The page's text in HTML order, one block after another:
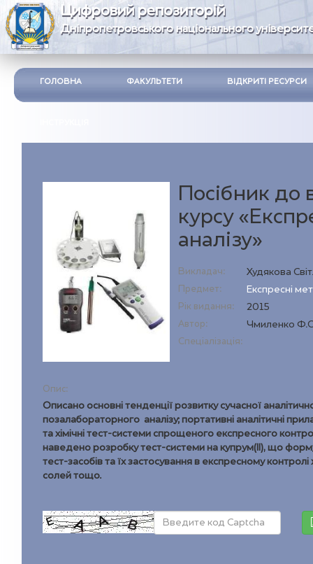
Цифровий репозиторій
Дніпропетровського національного
ГОЛОВНА ФАКУЛЬТЕТИ ВІДКРИТІ РЕСУРСИ
Посібник до
курсу
аналізу»
Викладач: Худякова
Предмет: Експресні
Рік видання: 2015
Автор: Чмиленко
Спеціалізація:
Опис:
Описано основні тенденції розвитку сучасної
позалабораторного аналізу; портативні аналітичні
та хімічні тест-системи спрощеного експресного
наведено розробку тест-системи на купрум(II), що
тест-засобів та їх застосування в експресному контролі
солей тощо.